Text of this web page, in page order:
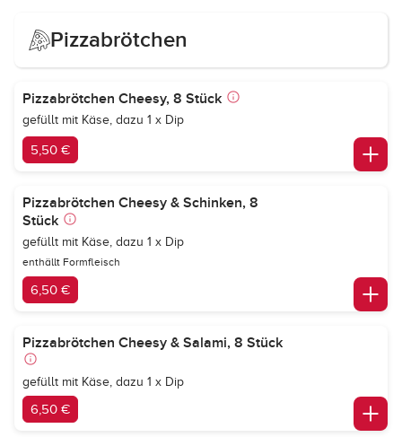
Pizzabrötchen
Pizzabrötchen Cheesy, 8 Stück
gefüllt mit Käse, dazu 1 x Dip
5,50 €
Pizzabrötchen Cheesy & Schinken, 8
Stück
gefüllt mit Käse, dazu 1 x Dip
enthällt Formfleisch
6,50 €
Pizzabrötchen Cheesy & Salami, 8 Stück
gefüllt mit Käse, dazu 1 x Dip
6,50 €